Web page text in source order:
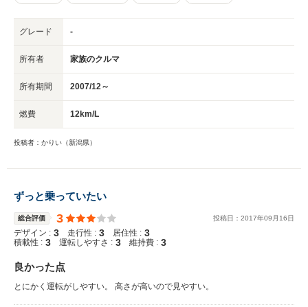
グレード -
所有者 家族のクルマ
所有期間 2007/12～
燃費 12km/L
投稿者：かりい（新潟県）
ずっと乗っていたい
総合評価 3 投稿日： 2017年09 月 16日
デザイン : 3 走行性 : 3 居住性 : 3
積載性 : 3 運転しやすさ : 3 維持費 : 3
良かった点
とにかく運転がしやすい。 高さが高いので見やすい。